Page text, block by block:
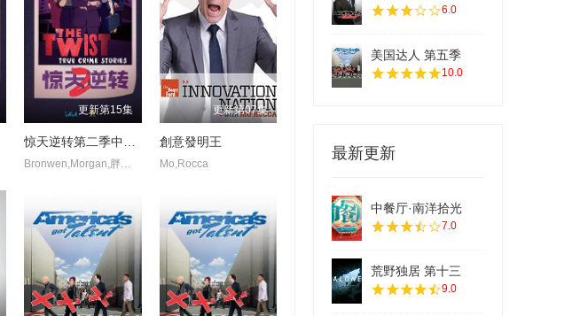
更新第15集
惊天逆转第二季中配版
Bronwen,Morgan,胖雪人
更新第07集
創意發明王
Mo,Rocca
6.0
美国达人 第五季
10.0
最新更新
中餐厅·南洋拾光
7.0
荒野独居 第十三
9.0